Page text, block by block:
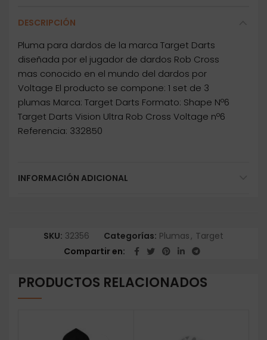
DESCRIPCIÓN
Pluma para dardos de la marca Target Darts
diseñada por el jugador de dardos Rob Cross
mas conocido en el mundo del dardos por
Voltage El producto se compone: 1 set de 3
plumas Marca: Target Darts Formato: Shape Nº6
Target Darts Vision Ultra Rob Cross Voltage nº6
Referencia: 332850
INFORMACIÓN ADICIONAL
SKU: 32356 Categorías: Plumas, Target
Compartir en
PRODUCTOS RELACIONADOS